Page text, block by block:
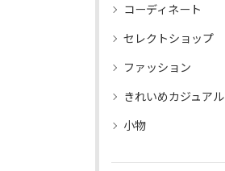
コーディネート
セレクトショップ
ファッション
きれいめカジュアル
小物